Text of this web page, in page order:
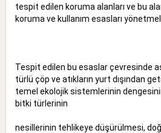
tespit edilen koruma alanları ve bu
koruma ve kullanım esasları
Tespit edilen bu esaslar çevresinde
türlü çöp ve atıkların yurt dışından
temel ekolojik sistemlerinin
bitki türlerinin
nesillerinin tehlikeye düşürülmesi,